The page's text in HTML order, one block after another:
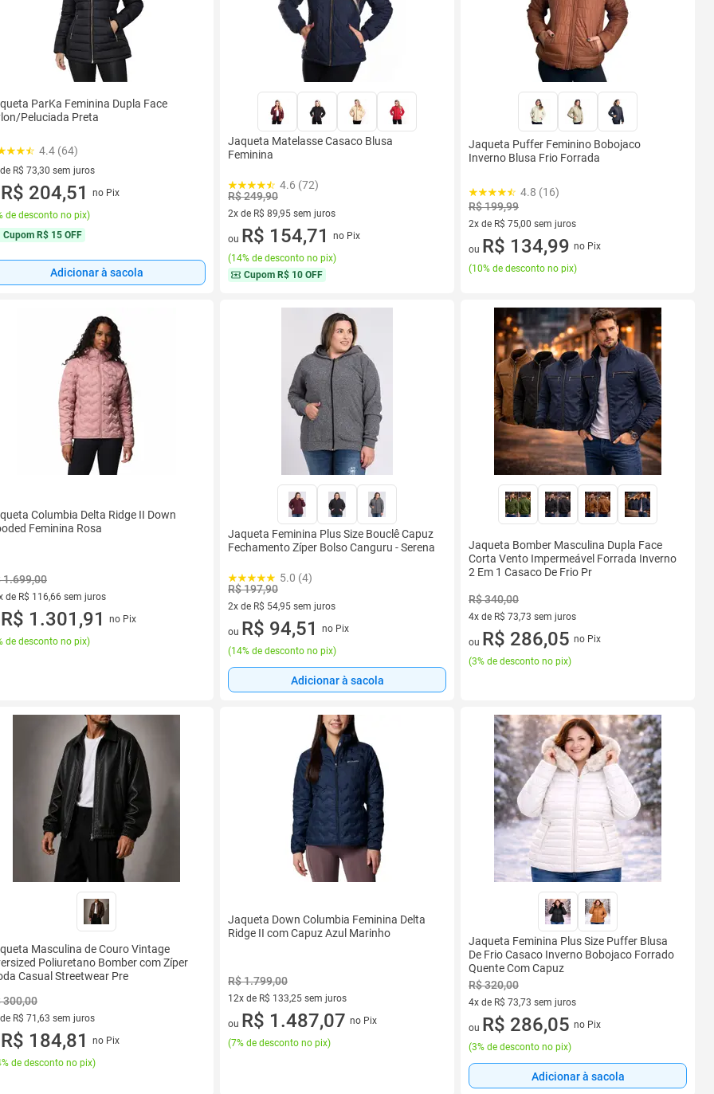
ParKa Feminina Dupla Face
Peluciada Preta
4.4 (64)
R$ 73,30 sem juros
de R$ 73,30 sem juros
R$ 204,51
no Pix
de desconto no pix)
Cupom R$ 15 OFF
Adicionar à sacola
Jaqueta Matelasse Casaco Blusa
Feminina
4.6 (72)
R$ 249,90
2x de R$ 89,95 sem juros
2 vez de R$ 89,95 sem juros
ou R$ 154,71
no Pix
(14% de desconto no pix)
Cupom R$ 10 OFF
Jaqueta Puffer Feminino Bobojaco
Inverno Blusa Frio Forrada
4.8 (16)
R$ 199,99
2x de R$ 75,00 sem juros
2 vez de R$ 75,00 sem juros
ou R$ 134,99 no Pix
(10% de desconto no pix)
Columbia Delta Ridge II Down
Feminina Rosa
1.699,00
de R$ 116,66 sem juros
vez de R$ 116,66 sem juros
R$ 1.301,91
no Pix
de desconto no pix)
Jaqueta Feminina Plus Size Bouclê Capuz
Fechamento Zíper Bolso Canguru - Serena
5.0 (4)
R$ 197,90
2x de R$ 54,95 sem juros
2 vez de R$ 54,95 sem juros
ou R$ 94,51
no Pix
(14% de desconto no pix)
Adicionar à sacola
Jaqueta Bomber Masculina Dupla Face
Corta Vento Impermeável Forrada Inverno
2 Em 1 Casaco De Frio Pr
R$ 340,00
4x de R$ 73,73 sem juros
4 vez de R$ 73,73 sem juros
ou R$ 286,05 no Pix
(3% de desconto no pix)
Masculina de Couro Vintage
Poliuretano Bomber com Zíper
Casual Streetwear Pre
300,00
R$ 71,63 sem juros
de R$ 71,63 sem juros
R$ 184,81
no Pix
de desconto no pix)
Jaqueta Down Columbia Feminina Delta
Ridge II com Capuz Azul Marinho
R$ 1.799,00
12x de R$ 133,25 sem juros
12 vez de R$ 133,25 sem juros
ou R$ 1.487,07 no Pix
(7% de desconto no pix)
Jaqueta Feminina Plus Size Puffer Blusa
De Frio Casaco Inverno Bobojaco Forrado
Quente Com Capuz
R$ 320,00
4x de R$ 73,73 sem juros
4 vez de R$ 73,73 sem juros
ou R$ 286,05 no Pix
(3% de desconto no pix)
Adicionar à sacola